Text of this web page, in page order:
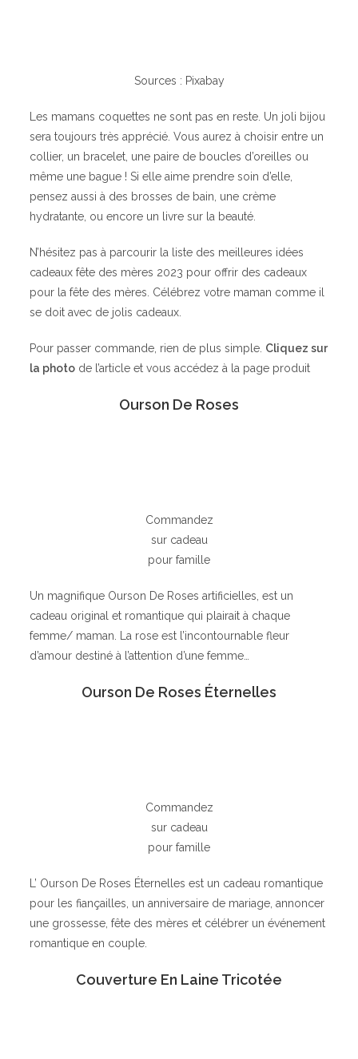
Sources : Pixabay
Les mamans coquettes ne sont pas en reste. Un joli bijou
sera toujours très apprécié. Vous aurez à choisir entre un
collier, un bracelet, une paire de boucles d’oreilles ou
même une bague ! Si elle aime prendre soin d’elle,
pensez aussi à des brosses de bain, une crème
hydratante, ou encore un livre sur la beauté.
N’hésitez pas à parcourir la liste des meilleures idées
cadeaux fête des mères 2023 pour offrir des cadeaux
pour la fête des mères. Célébrez votre maman comme il
se doit avec de jolis cadeaux.
Pour passer commande, rien de plus simple. Cliquez sur
la photo de l’article et vous accédez à la page produit
Ourson De Roses
Commandez
sur cadeau
pour famille
Un magnifique Ourson De Roses artificielles, est un
cadeau original et romantique qui plairait à chaque
femme/ maman. La rose est l’incontournable fleur
d’amour destiné à l’attention d’une femme…
Ourson De Roses Éternelles
Commandez
sur cadeau
pour famille
L’ Ourson De Roses Éternelles est un cadeau romantique
pour les fiançailles, un anniversaire de mariage, annoncer
une grossesse, fête des mères et célébrer un événement
romantique en couple.
Couverture En Laine Tricotée